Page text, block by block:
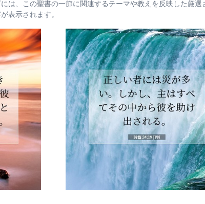
は、この聖書の一節に関連するテーマや教えを反映した厳選
表示されます。